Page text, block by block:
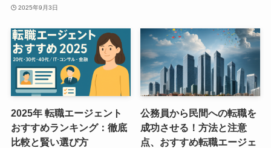
2025年9月3日
2025年 転職エージェント
おすすめランキング：徹底
比較と賢い選び方
公務員から民間への転職を
成功させる！方法と注意
点、おすすめ転職エージェ